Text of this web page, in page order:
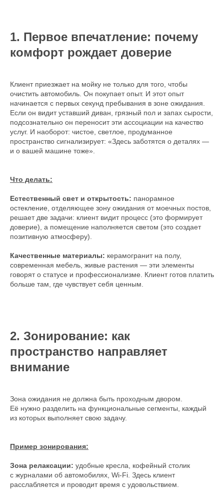
1. Первое впечатление: почему
комфорт рождает доверие
Клиент приезжает на мойку не только для того, чтобы
очистить автомобиль. Он покупает опыт. И этот опыт
начинается с первых секунд пребывания в зоне ожидания.
Если он видит уставший диван, грязный пол и запах сырости,
подсознательно он переносит эти ассоциации на качество
услуг. И наоборот: чистое, светлое, продуманное
пространство сигнализирует: «Здесь заботятся о деталях —
и о вашей машине тоже».
Что делать:
Естественный свет и открытость: панорамное
остекление, отделяющее зону ожидания от моечных постов,
решает две задачи: клиент видит процесс (это формирует
доверие), а помещение наполняется светом (это создает
позитивную атмосферу).
Качественные материалы: керамогранит на полу,
современная мебель, живые растения — эти элементы
говорят о статусе и профессионализме. Клиент готов платить
больше там, где чувствует себя ценным.
2. Зонирование: как
пространство направляет
внимание
Зона ожидания не должна быть проходным двором.
Её нужно разделить на функциональные сегменты, каждый
из которых выполняет свою задачу.
Пример зонирования:
Зона релаксации: удобные кресла, кофейный столик
с журналами об автомобилях, Wi-Fi. Здесь клиент
расслабляется и проводит время с удовольствием.